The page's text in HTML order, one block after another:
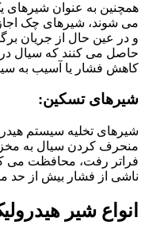
همچنین به عنوان
می شوند، شیرهای چک
و در عین حال از جریان
حاصل می کنند که سیال
کاهش فشار یا آسیب به
شیرهای تسکین:
شیرهای تخلیه سیستم
منحرف کردن سیال به
فراتر رفت، محافظت می
ناشی از فشار بیش از حد
انواع شیر